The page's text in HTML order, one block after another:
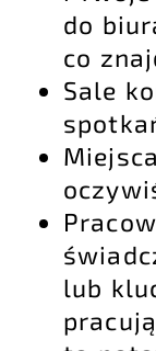
do
co
Sale
lub